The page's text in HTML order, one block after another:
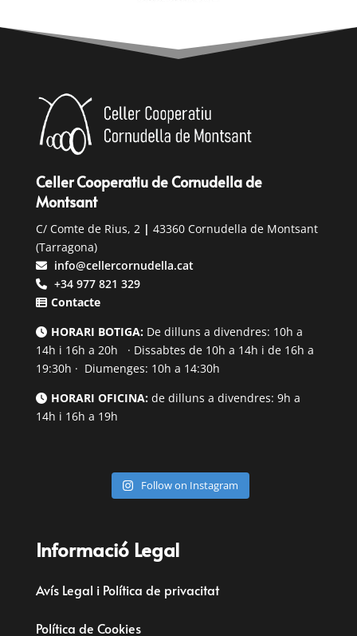
Celler Cooperatiu de Cornudella de
Montsant
C/ Comte de Rius, 2 | 43360 Cornudella de Montsant
(Tarragona)
info@cellercornudella.cat
+34 977 821 329
Contacte
HORARI BOTIGA:De dilluns a divendres: 10h a
14h i 16h a 20h · Dissabtes de 10h a 14h i de 16h a
19:30h · Diumenges: 10h a 14:30h
HORARI OFICINA:de dilluns a divendres: 9h a
14h i 16h a 19h
Follow on Instagram
Informació Legal
Avís Legal i Política de privacitat
Política de Cookies